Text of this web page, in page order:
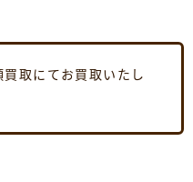
取にてお買取いたし